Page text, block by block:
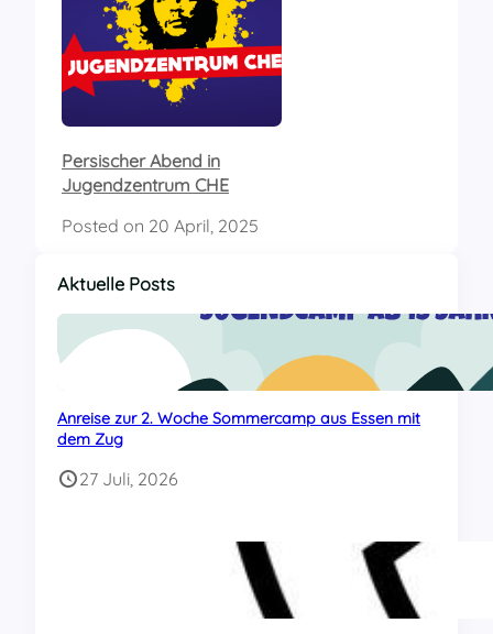
Persischer Abend in
Jugendzentrum CHE
Posted on 20 April, 2025
Aktuelle Posts
Anreise zur 2. Woche Sommercamp aus Essen mit
dem Zug
27 Juli, 2026